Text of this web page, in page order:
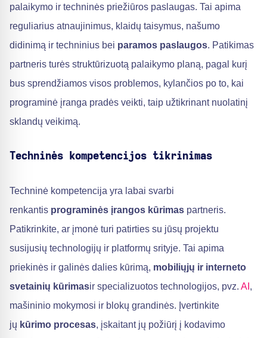
palaikymo ir techninės priežiūros paslaugas. Tai apima
reguliarius atnaujinimus, klaidų taisymus, našumo
didinimą ir techninius bei paramos paslaugos. Patikimas
partneris turės struktūrizuotą palaikymo planą, pagal kurį
bus sprendžiamos visos problemos, kylančios po to, kai
programinė įranga pradės veikti, taip užtikrinant nuolatinį
sklandų veikimą.
Techninės kompetencijos tikrinimas
Techninė kompetencija yra labai svarbi
renkantis programinės įrangos kūrimas partneris.
Patikrinkite, ar įmonė turi patirties su jūsų projektu
susijusių technologijų ir platformų srityje. Tai apima
priekinės ir galinės dalies kūrimą, mobiliųjų ir interneto
svetainių kūrimasir specializuotos technologijos, pvz. AI ,
mašininio mokymosi ir blokų grandinės. Įvertinkite
jų kūrimo procesas, įskaitant jų požiūrį į kodavimo